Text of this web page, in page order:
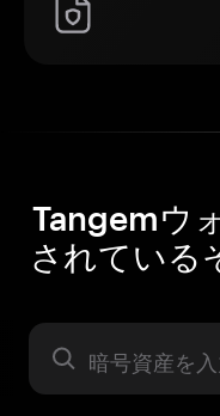
Tangemウ
されている
暗号資産